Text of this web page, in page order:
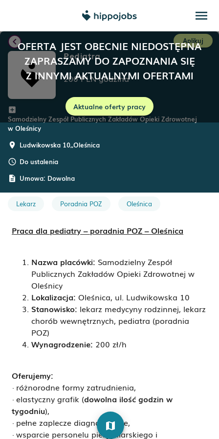
menu
OFERTA JEST OBECNIE NIEDOSTĘPNA
ZAPRASZAMY DO ZAPOZNANIA SIĘ
Z INNYMI AKTUALNYMI OFERTAMI
Aktualne oferty pracy
chevron_left Aplikuj
Pediatra
200PLNgodzina
add_box
Samodzielny Zespół Publicznych Zakładów Opieki Zdrowotnej
w Oleśnicy
room Ludwikowska 10,,Oleśnica
schedule Do ustalenia
description Umowa: Dowolna
Lekarz Poradnia POZ Oleśnica
Praca dla pediatry – poradnia POZ – Oleśnica
Nazwa placówki: Samodzielny Zespół
Publicznych Zakładów Opieki Zdrowotnej w
Oleśnicy
Lokalizacja: Oleśnica, ul. Ludwikowska 10
Stanowisko: lekarz medycyny rodzinnej, lekarz
chorób wewnętrznych, pediatra (poradnia
POZ)
Wynagrodzenie: 200 zł/h
Oferujemy:
· różnorodne formy zatrudnienia,
· elastyczny grafik (dowolna ilość godzin w
tygodniu),
· pełne zaplecze diagnostyczne,
· wsparcie personelu pielęgniarskiego i
map